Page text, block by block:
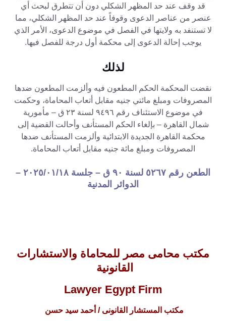
قد وقف عند حد المظهر الشكلي دون أن تتطرق لبحث أي
عنصر من عناصر الدعوى وقوفاً عند حد المظهر الشكلي، مما
لا تستنفد به ولايتها في الفصل في موضوع الدعوى، الأمر الذي
يوجب إحالة الدعوى إلى محكمة أول درجة للفصل فيها.
لذلك
نقضت المحكمة الحكم المطعون فيه وألزمت المطعون ضدها
المصروفات ومبلغ مائتي جنيه مقابل أتعاب المحاماة، وحكمت
في موضوع الاستئناف رقم ۹٤۹٦ لسنة ۲۳ ق – مأمورية
شمال القاهرة – بإلغاء الحكم المستأنف وأحالت القضية إلى
محكمة القاهرة الجديدة الابتدائية وألزمت المستأنف ضدها
المصروفات ومبلغ مائة جنيه مقابل أتعاب المحاماة.
الطعن رقم ٥۲٦۷ لسنة ۹۰ ق – جلسة
–
الدوائر المدنية
مكتب محامى مصر للمحاماة والاستشارات
القانونية
Lawyer Egypt Firm
مكتب المستشار القانونى / أحمد سيد حسن